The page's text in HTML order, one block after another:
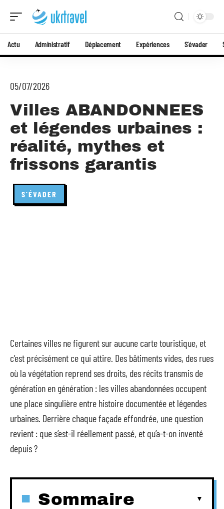
Actu Administratif Déplacement Expériences S’évader
05/07/2026
Villes ABANDONNEES
et légendes urbaines :
réalité, mythes et
frissons garantis
S'ÉVADER
Certaines villes ne figurent sur aucune carte touristique, et
c’est précisément ce qui attire. Des bâtiments vides, des rues
où la végétation reprend ses droits, des récits transmis de
génération en génération : les villes abandonnées occupent
une place singulière entre histoire documentée et légendes
urbaines. Derrière chaque façade effondrée, une question
revient : que s’est-il réellement passé, et qu’a-t-on inventé
depuis ?
Sommaire